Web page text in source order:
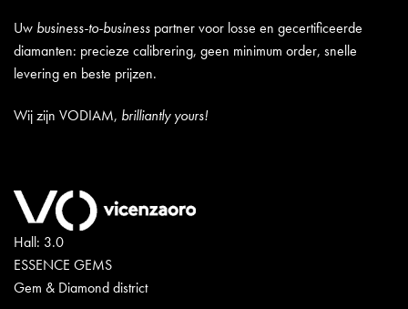
Uw business-to-business partner voor losse en gecertificeerde
diamanten: precieze calibrering, geen minimum order, snelle
levering en beste prijzen.
Wij zijn VODIAM, brilliantly yours!
Hall: 3.0
ESSENCE GEMS
Gem & Diamond district